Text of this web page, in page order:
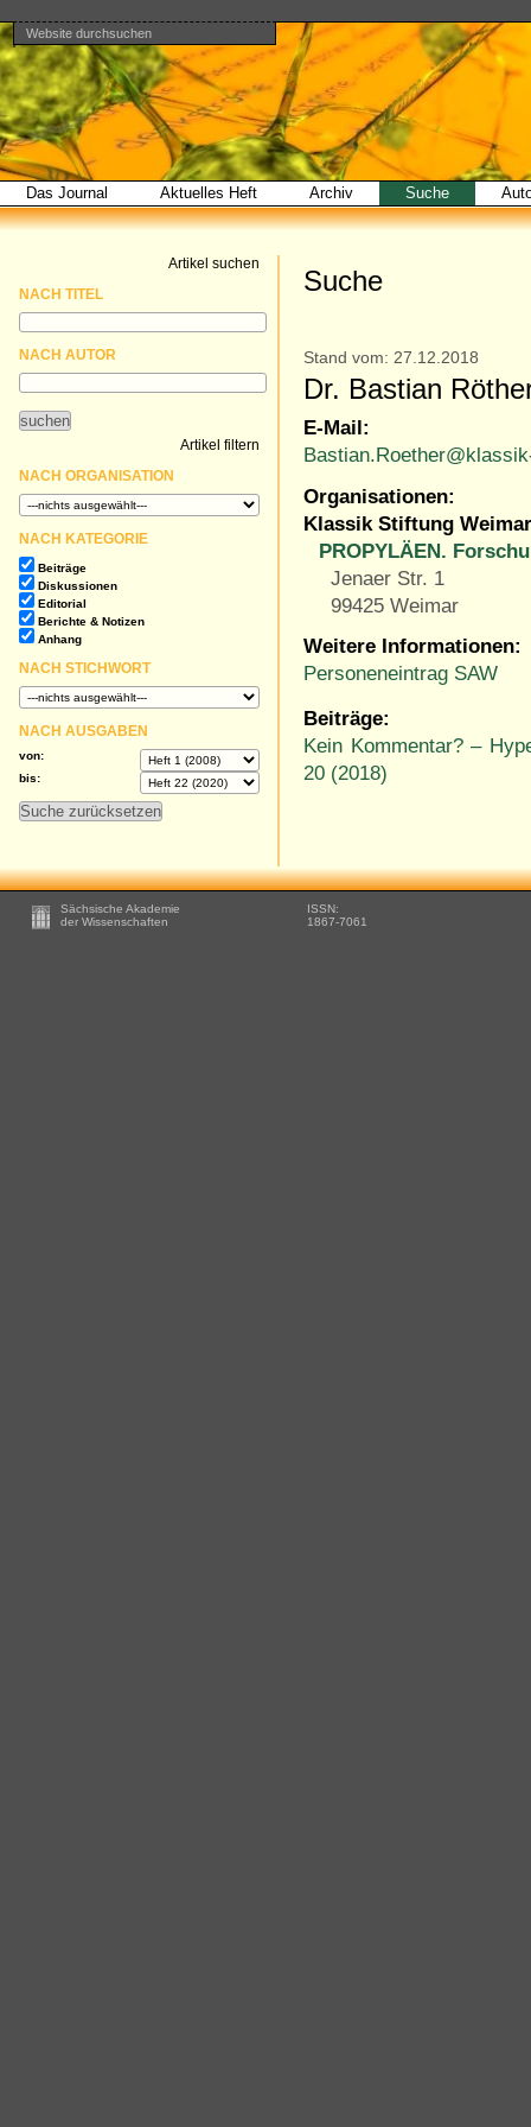
Direkt
zum
Inhalt
|
Direkt
zur
Navigation
Benutzerspezifische
Werkzeuge
Website durchsuchen
Erweiterte
Suche…
Bereiche
Das Journal Aktuelles Heft Archiv Suche
Suche
Stand vom: 27.12.2018
Dr. Bastian
E-Mail:
Organisationen:
Klassik Stiftung
PROPYLÄEN.
Jenaer Str. 1
99425 Weimar
Weitere Informationen:
Personeneintrag SAW
Beiträge:
Kein Kommentar? –
20 (2018)
Artikel suchen
NACH TITEL
NACH AUTOR
Artikel filtern
NACH ORGANISATION
NACH KATEGORIE
Beiträge
Diskussionen
Editorial
Berichte & Notizen
Anhang
NACH STICHWORT
NACH AUSGABEN
von:
bis:
Footer
Sächsische Akademie
der Wissenschaften
ISSN:
1867-7061